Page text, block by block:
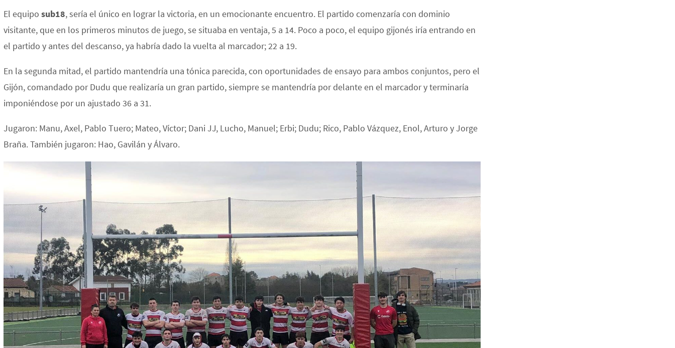
El equipo sub18, sería el único en lograr la victoria, en un emocionante encuentro. El partido comenzaría con dominio
visitante, que en los primeros minutos de juego, se situaba en ventaja, 5 a 14. Poco a poco, el equipo gijonés iría entrando en
el partido y antes del descanso, ya habría dado la vuelta al marcador; 22 a 19.
En la segunda mitad, el partido mantendría una tónica parecida, con oportunidades de ensayo para ambos conjuntos, pero el
Gijón, comandado por Dudu que realizaría un gran partido, siempre se mantendría por delante en el marcador y terminaría
imponiéndose por un ajustado 36 a 31.
Jugaron: Manu, Axel, Pablo Tuero; Mateo, Víctor; Dani JJ, Lucho, Manuel; Erbi; Dudu; Rico, Pablo Vázquez, Enol, Arturo y Jorge
Braña. También jugaron: Hao, Gavilán y Álvaro.